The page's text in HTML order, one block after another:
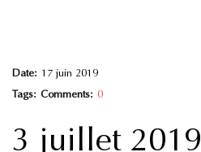
Date: 17 juin 2019
Tags: Comments: 0
3 juillet 2019